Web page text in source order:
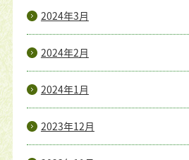
2024年3月
2024年2月
2024年1月
2023年12月